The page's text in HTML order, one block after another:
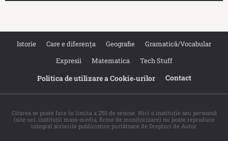
Istorie Care e diferența Geografie
Gramatică/Vocabular
Expresii
Matematica Tech Stuff
Politica de utilizare a Cookie‐urilor Contact
Citarea se poate face în limita a 250 de semne. Nici o instituţie sau persoană
(site-uri, instituţii mass-media, firme de monitorizare) nu poate reproduce
integral scrierile publicistice purtătoare de Drepturi de Autor.